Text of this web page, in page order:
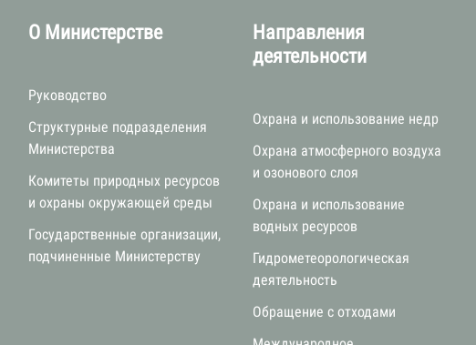
О Министерстве
Руководство
Структурные подразделения
Министерства
Комитеты природных ресурсов
и охраны окружающей среды
Государственные организации,
подчиненные Министерству
Направления
деятельности
Охрана и использование недр
Охрана атмосферного воздуха
и озонового слоя
Охрана и использование
водных ресурсов
Гидрометеорологическая
деятельность
Обращение с отходами